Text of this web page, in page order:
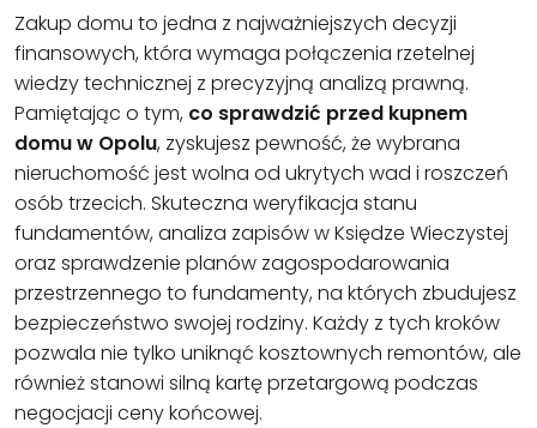
Zakup domu to jedna z najważniejszych decyzji
finansowych, która wymaga połączenia rzetelnej
wiedzy technicznej z precyzyjną analizą prawną.
Pamiętając o tym, co sprawdzić przed kupnem
domu w Opolu, zyskujesz pewność, że wybrana
nieruchomość jest wolna od ukrytych wad i roszczeń
osób trzecich. Skuteczna weryfikacja stanu
fundamentów, analiza zapisów w Księdze Wieczystej
oraz sprawdzenie planów zagospodarowania
przestrzennego to fundamenty, na których zbudujesz
bezpieczeństwo swojej rodziny. Każdy z tych kroków
pozwala nie tylko uniknąć kosztownych remontów, ale
również stanowi silną kartę przetargową podczas
negocjacji ceny końcowej.